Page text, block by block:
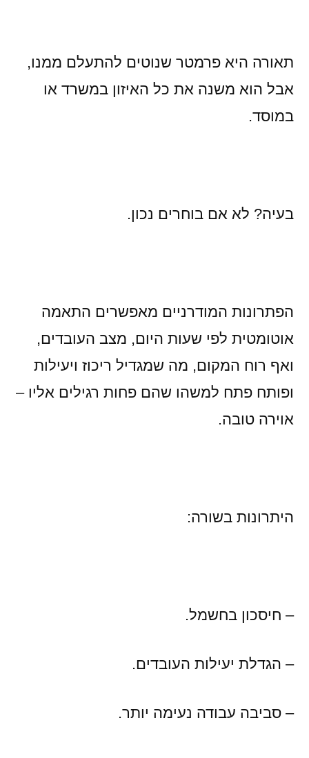
תאורה היא פרמטר שנוטים להתעלם ממנו,
אבל הוא משנה את כל האיזון במשרד או
במוסד.
בעיה? לא אם בוחרים נכון.
הפתרונות המודרניים מאפשרים התאמה
אוטומטית לפי שעות היום, מצב העובדים,
ואף רוח המקום, מה שמגדיל ריכוז ויעילות
ופותח פתח למשהו שהם פחות רגילים אליו –
אוירה טובה.
היתרונות בשורה:
– חיסכון בחשמל.
– הגדלת יעילות העובדים.
– סביבה עבודה נעימה יותר.